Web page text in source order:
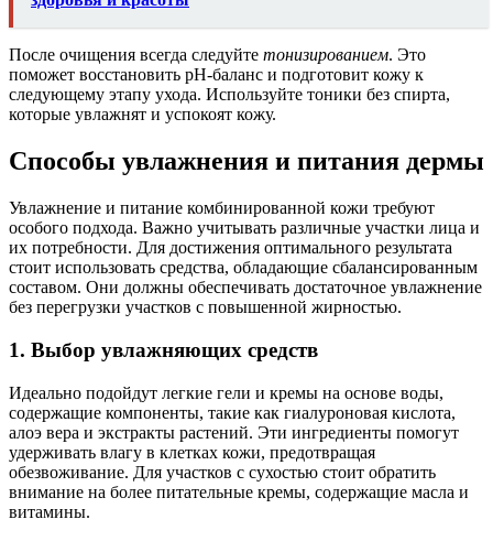
После очищения всегда следуйте тонизированием. Это
поможет восстановить pH-баланс и подготовит кожу к
следующему этапу ухода. Используйте тоники без спирта,
которые увлажнят и успокоят кожу.
Способы увлажнения и питания дермы
Увлажнение и питание комбинированной кожи требуют
особого подхода. Важно учитывать различные участки лица и
их потребности. Для достижения оптимального результата
стоит использовать средства, обладающие сбалансированным
составом. Они должны обеспечивать достаточное увлажнение
без перегрузки участков с повышенной жирностью.
1. Выбор увлажняющих средств
Идеально подойдут легкие гели и кремы на основе воды,
содержащие компоненты, такие как гиалуроновая кислота,
алоэ вера и экстракты растений. Эти ингредиенты помогут
удерживать влагу в клетках кожи, предотвращая
обезвоживание. Для участков с сухостью стоит обратить
внимание на более питательные кремы, содержащие масла и
витамины.